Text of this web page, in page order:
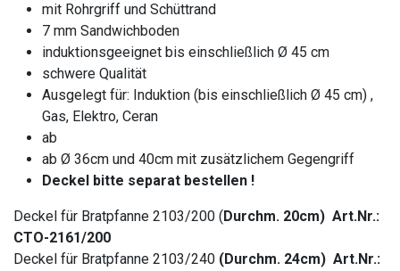
mit Rohrgriff und Schüttrand
7 mm Sandwichboden
induktionsgeeignet bis einschließlich Ø 45 cm
schwere Qualität
Ausgelegt für: Induktion (bis einschließlich Ø 45 cm) ,
Gas, Elektro, Ceran
ab
ab Ø 36cm und 40cm mit zusätzlichem Gegengriff
Deckel bitte separat bestellen !
Deckel für Bratpfanne 2103/200 (Durchm. 20cm) Art.Nr.:
CTO-2161/200
Deckel für Bratpfanne 2103/240 (Durchm. 24cm) Art.Nr.: